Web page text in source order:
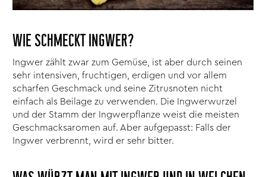
WIE SCHMECKT INGWER?
Ingwer zählt zwar zum Gemüse, ist aber durch seinen
sehr intensiven, fruchtigen, erdigen und vor allem
scharfen Geschmack und seine Zitrusnoten nicht
einfach als Beilage zu verwenden. Die Ingwerwurzel
und der Stamm der Ingwerpflanze weist die meisten
Geschmacksaromen auf. Aber aufgepasst: Falls der
Ingwer verbrennt, wird er sehr bitter.